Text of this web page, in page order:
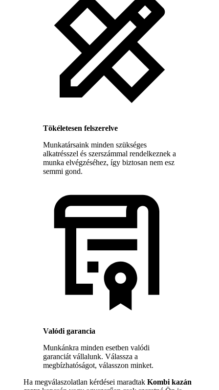
Tökéletesen felszerelve
Munkatársaink minden szükséges
alkatrésszel és szerszámmal rendelkeznek a
munka elvégzéséhez, így biztosan nem esz
semmi gond.
Valódi garancia
Munkánkra minden esetben valódi
garanciát vállalunk. Válassza a
megbízhatóságot, válasszon minket.
Ha megválaszolatlan kérdései maradtak Kombi kazán